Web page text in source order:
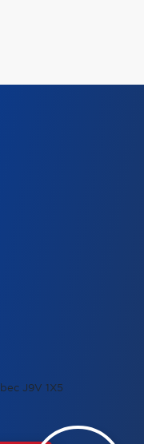
J9V 1X5